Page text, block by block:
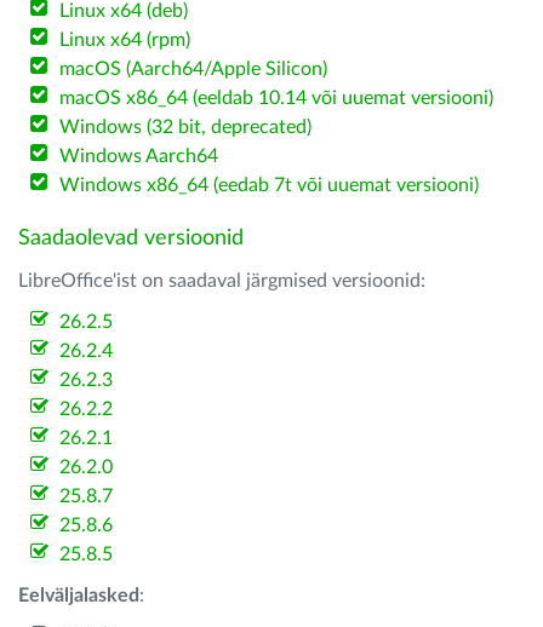
Linux x64 (deb)
Linux x64 (rpm)
macOS (Aarch64/Apple Silicon)
macOS x86_64 (eeldab 10.14 või uuemat versiooni)
Windows (32 bit, deprecated)
Windows Aarch64
Windows x86_64 (eedab 7t või uuemat versiooni)
Saadaolevad versioonid
LibreOffice'ist on saadaval järgmised versioonid:
26.2.5
26.2.4
26.2.3
26.2.2
26.2.1
26.2.0
25.8.7
25.8.6
25.8.5
Eelväljalasked :